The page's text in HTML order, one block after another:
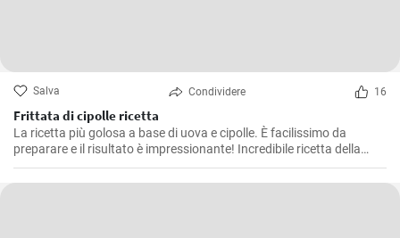
Salva Condividere 16
Frittata di cipolle ricetta
La ricetta più golosa a base di uova e cipolle. È facilissimo da
preparare e il risultato è impressionante! Incredibile ricetta della
frittata che tutti dovrebbero provare. Nuova ricetta per la colazione
in 10 minuti!